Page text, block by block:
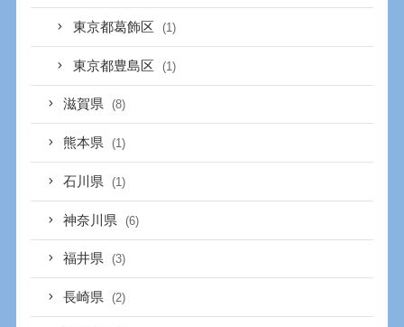
東京都葛飾区 (1)
東京都豊島区 (1)
滋賀県 (8)
熊本県 (1)
石川県 (1)
神奈川県 (6)
福井県 (3)
長崎県 (2)